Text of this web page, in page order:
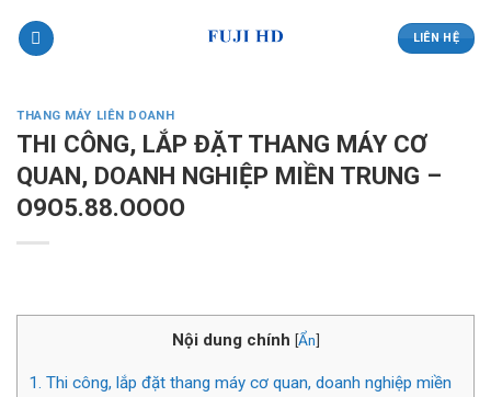
LIÊN HỆ
THANG MÁY LIÊN DOANH
THI CÔNG, LẮP ĐẶT THANG MÁY CƠ
QUAN, DOANH NGHIỆP MIỀN TRUNG –
O9O5.88.OOOO
Nội dung chính [Ẩn]
1. Thi công, lắp đặt thang máy cơ quan, doanh nghiệp miền